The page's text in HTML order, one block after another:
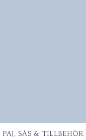
PAJ SÅS & TILLBEHÖR